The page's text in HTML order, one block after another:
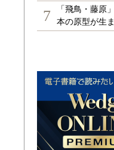
7
「飛鳥・藤
本の原型が生